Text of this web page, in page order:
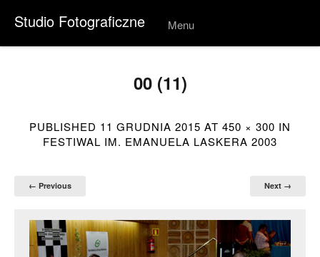
Studio Fotograficzne Menu
Skip to
00 (11)
PUBLISHED 11 GRUDNIA 2015 AT 450 × 300 IN
FESTIWAL IM. EMANUELA LASKERA 2003
← Previous Next →